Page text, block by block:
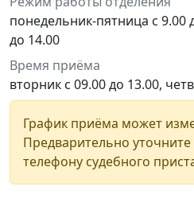
понедельник-пятница с 9.00
до 14.00
Время приёма
вторник с 09.00 до 13.00,
График приёма может
Предварительно
телефону судебного